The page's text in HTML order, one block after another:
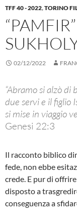
TFF 40 - 2022,TORINO
02/12/2022
“Abramo si alzò di
due servi e il figlio
si mise in viaggio
Genesi 22:3
Il racconto biblico
fede, non ebbe
crede. E pur di
disposto a
conseguenza a